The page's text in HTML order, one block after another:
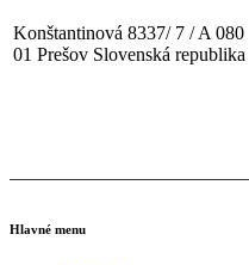
Konštantinová 8337/ 7 / A 080
01 Prešov Slovenská republika
Hlavné menu